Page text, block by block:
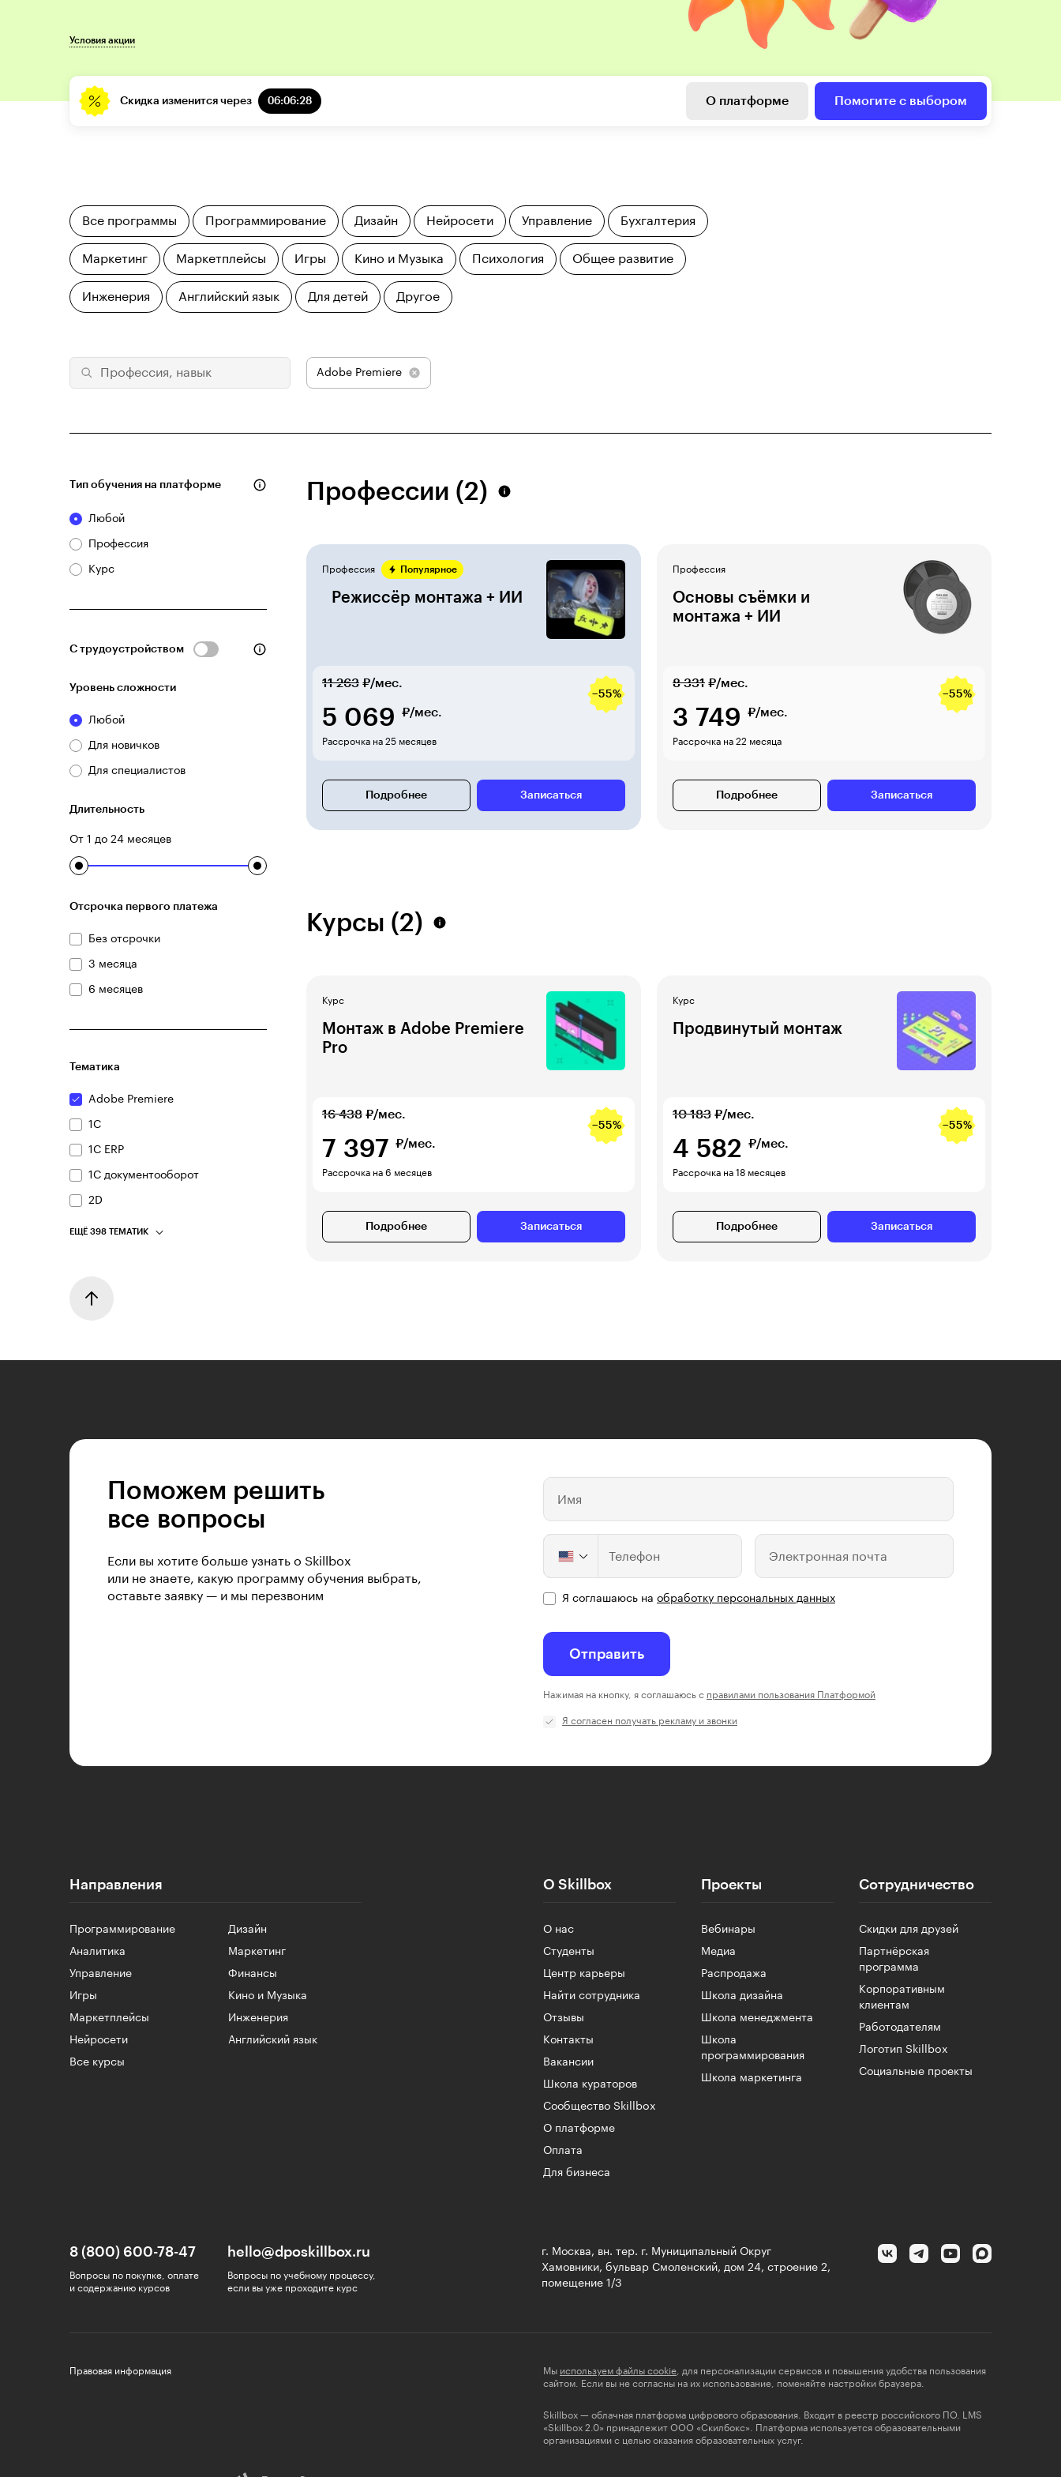
Скидка изменится через 06:06:27 О платформе Помогите с выбором
Условия акции
Все программы Программирование Дизайн Нейросети Управление Бухгалтерия
Маркетинг Маркетплейсы Игры Кино и Музыка Психология Общее развитие
Инженерия Английский язык Для детей Другое
Adobe Premiere
Тип обучения на платформе
Любой
Профессия
Курс
С трудоустройством
Уровень сложности
Любой
Для новичков
Для специалистов
Длительность
От 1 до 24 месяцев
Отсрочка первого платежа
Без отсрочки
3 месяца
6 месяцев
Тематика
Adobe Premiere
1С
1С ERP
1С документооборот
2D
ЕЩЁ 398 ТЕМАТИК
Профессии (2)
Профессия Популярное
Режиссёр монтажа + ИИ
11 263 ₽/мес.
−55%
5 069 ₽/мес.
Рассрочка на 25 месяцев
Подробнее Записаться
Профессия
Основы съёмки и
монтажа + ИИ
8 331 ₽/мес.
−55%
3 749 ₽/мес.
Рассрочка на 22 месяца
Подробнее Записаться
Курсы (2)
Курс
Монтаж в Adobe Premiere
Pro
16 438 ₽/мес.
−55%
7 397 ₽/мес.
Рассрочка на 6 месяцев
Подробнее Записаться
Курс
Продвинутый монтаж
10 183 ₽/мес.
−55%
4 582 ₽/мес.
Рассрочка на 18 месяцев
Подробнее Записаться
Поможем решить
все вопросы
Если вы хотите больше узнать о Skillbox
или не знаете, какую программу обучения выбрать,
оставьте заявку — и мы перезвоним
Имя
Телефон Электронная почта
Я соглашаюсь на обработку персональных данных
Отправить
Нажимая на кнопку, я соглашаюсь с правилами пользования Платформой
Я согласен получать рекламу и звонки
Направления
Программирование
Дизайн
Аналитика
Маркетинг
Управление
Финансы
Игры
Кино и Музыка
Маркетплейсы
Инженерия
Нейросети
Английский язык
Все курсы
О Skillbox
О нас
Студенты
Центр карьеры
Найти сотрудника
Отзывы
Контакты
Вакансии
Школа кураторов
Сообщество Skillbox
О платформе
Оплата
Для бизнеса
Проекты
Вебинары
Медиа
Распродажа
Школа дизайна
Школа менеджмента
Школа
программирования
Школа маркетинга
Сотрудничество
Скидки для друзей
Партнёрская
программа
Корпоративным
клиентам
Работодателям
Логотип Skillbox
Социальные проекты
8 (800) 600-78-47
Вопросы по покупке, оплате
и содержанию курсов
hello@dposkillbox.ru
Вопросы по учебному процессу,
если вы уже проходите курс
г. Москва, вн. тер. г. Муниципальный Округ
Хамовники, бульвар Смоленский, дом 24, строение 2,
помещение 1/3
Правовая информация Мы используем файлы cookie , для персонализации сервисов и повышения удобства пользования
сайтом. Если вы не согласны на их использование, поменяйте настройки браузера.
Skillbox — облачная платформа цифрового образования. Входит в реестр российского ПО. LMS
«Skillbox 2.0» принадлежит ООО «Скилбокс». Платформа используется образовательными
организациями с целью оказания образовательных услуг.